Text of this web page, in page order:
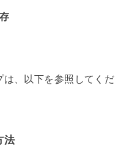
は、以下を参照してくだ
法